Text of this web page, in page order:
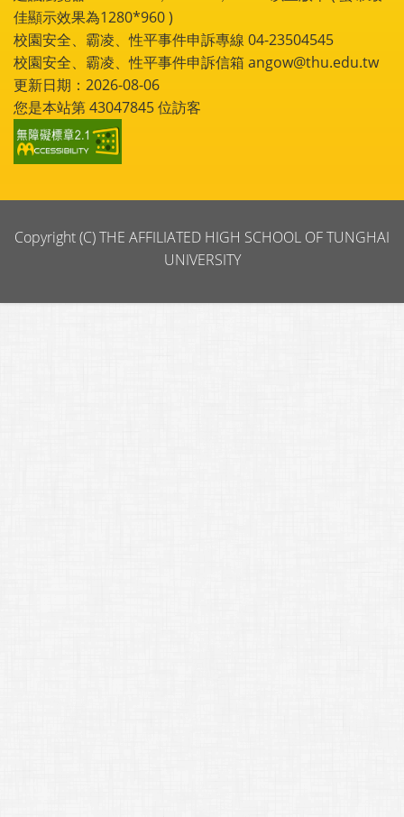
佳顯示效果為1280*960 )
校園安全、霸凌、性平事件申訴專線 04-23504545
校園安全、霸凌、性平事件申訴信箱 angow@thu.edu.tw
更新日期：2026-08-06
您是本站第43047845位訪客
Copyright (C) THE AFFILIATED HIGH SCHOOL OF TUNGHAI
UNIVERSITY